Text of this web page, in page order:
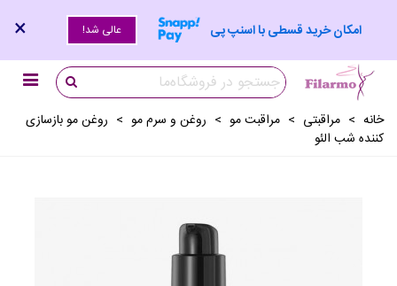
امکان خرید قسطی با اسنپ پی عالی شد! ×
خانه > مراقبتی > مراقبت مو > روغن و سرم مو > روغن مو بازسازی
کننده شب الئو